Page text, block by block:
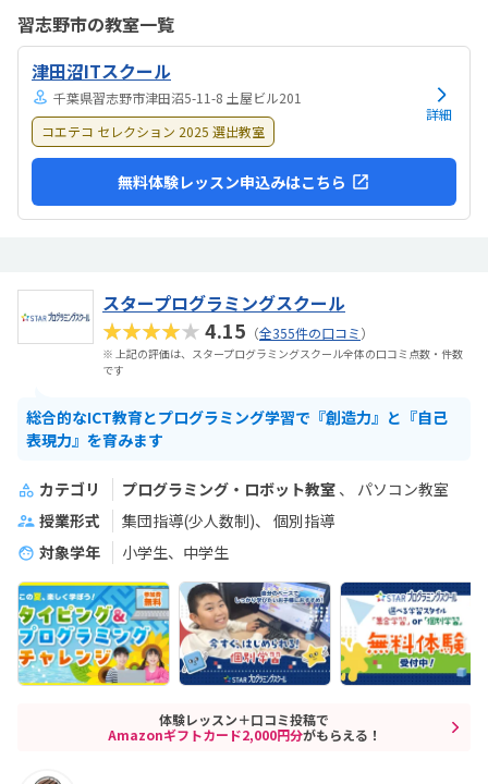
習志野市の教室一覧
津田沼ITスクール
千葉県習志野市津田沼5-11-8 土屋ビル201
コエテコ セレクション 2025 選出教室
詳細
無料体験レッスン申込みはこちら
スタープログラミングスクール
★★★★★4.15 （全355件の口コミ）
※ 上記の評価は、スタープログラミングスクール全体の口コミ点数・件数
です
総合的なICT教育とプログラミング学習で『創造力』と『自己
表現力』を育みます
カテゴリ プログラミング・ロボット教室
パソコン教室
授業形式
集団指導(少人数制)
個別指導
対象学年
小学生、中学生
体験レッスン＋口コミ投稿で
Amazonギフトカード2,000円分がもらえる！